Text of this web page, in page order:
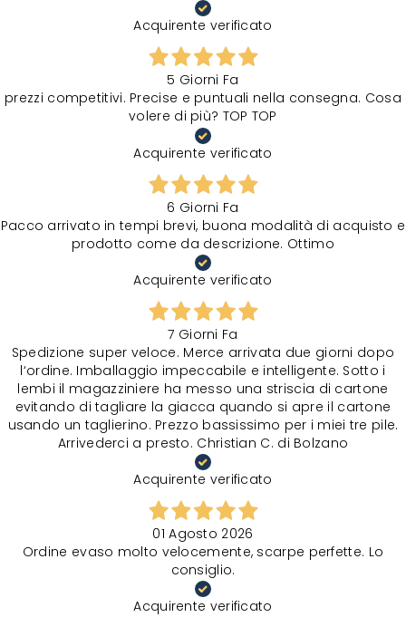
Acquirente verificato
5 Giorni Fa
prezzi competitivi. Precise e puntuali nella consegna. Cosa
volere di più? TOP TOP
Acquirente verificato
6 Giorni Fa
Pacco arrivato in tempi brevi, buona modalità di acquisto e
prodotto come da descrizione. Ottimo
Acquirente verificato
7 Giorni Fa
Spedizione super veloce. Merce arrivata due giorni dopo
l‘ordine. Imballaggio impeccabile e intelligente. Sotto i
lembi il magazziniere ha messo una striscia di cartone
evitando di tagliare la giacca quando si apre il cartone
usando un taglierino. Prezzo bassissimo per i miei tre pile.
Arrivederci a presto. Christian C. di Bolzano
Acquirente verificato
01 Agosto 2026
Ordine evaso molto velocemente, scarpe perfette. Lo
consiglio.
Acquirente verificato